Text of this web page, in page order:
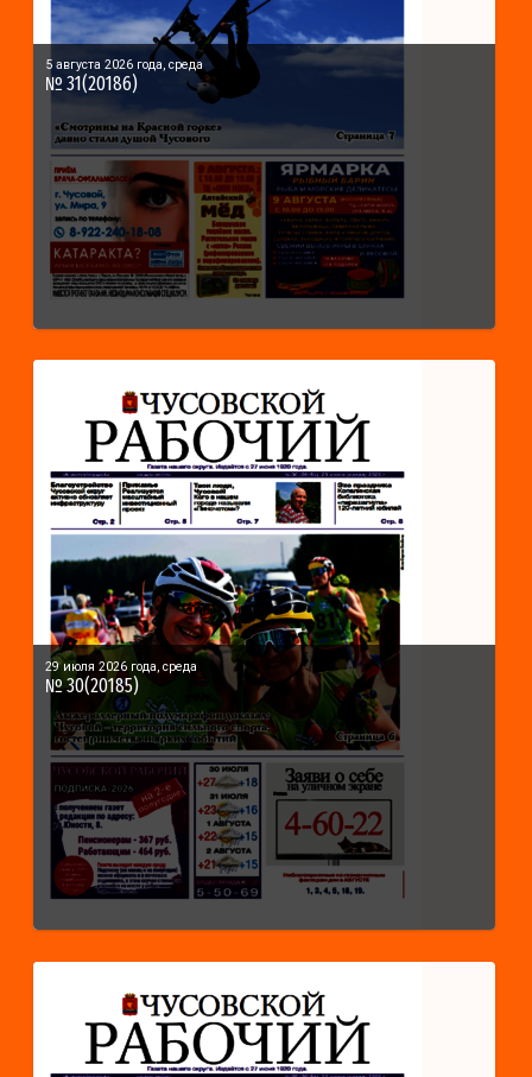
5 августа 2026 года, среда
№ 31(20186)
29 июля 2026 года, среда
№ 30(20185)